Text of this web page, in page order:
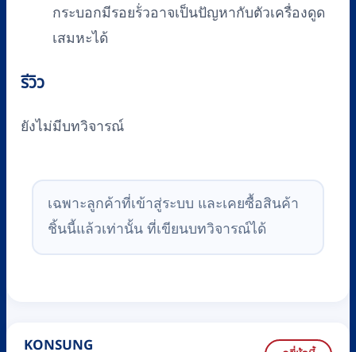
กระบอกมีรอยร้่วอาจเป็นปัญหากับตัวเครื่องดูด
เสมหะได้
รีวิว
ยังไม่มีบทวิจารณ์
เฉพาะลูกค้าที่เข้าสู่ระบบ และเคยซื้อสินค้า
ชิ้นนี้แล้วเท่านั้น ที่เขียนบทวิจารณ์ได้
KONSUNG